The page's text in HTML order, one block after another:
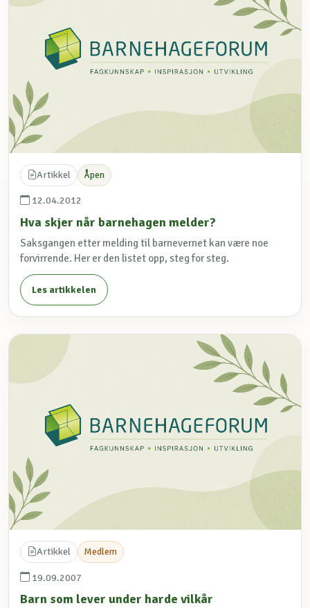
Artikkel Åpen
12.04.2012
Hva skjer når barnehagen melder?
Saksgangen etter melding til barnevernet kan være noe
forvirrende. Her er den listet opp, steg for steg.
Les artikkelen
Artikkel Medlem
19.09.2007
Barn som lever under harde vilkår